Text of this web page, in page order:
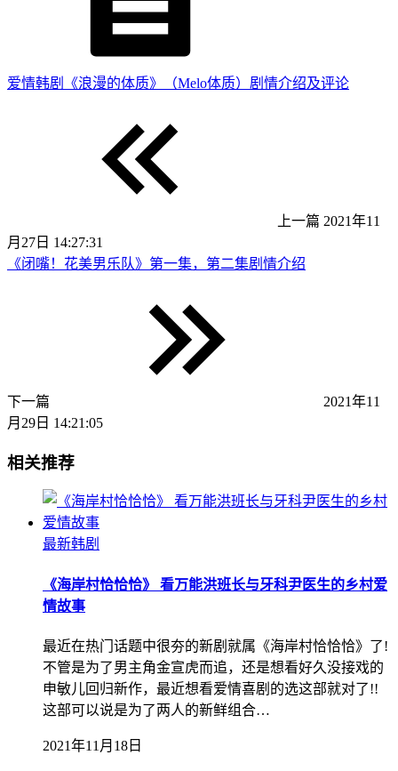
爱情韩剧《浪漫的体质》（Melo体质）剧情介绍及评论
上一篇 2021年11
月27日 14:27:31
《闭嘴！花美男乐队》第一集，第二集剧情介绍
下一篇
2021年11
月29日 14:21:05
相关推荐
最新韩剧
《海岸村恰恰恰》 看万能洪班长与牙科尹医生的乡村爱
情故事
最近在热门话题中很夯的新剧就属《海岸村恰恰恰》了!
不管是为了男主角金宣虎而追，还是想看好久没接戏的
申敏儿回归新作，最近想看爱情喜剧的选这部就对了!!
这部可以说是为了两人的新鲜组合…
2021年11月18日